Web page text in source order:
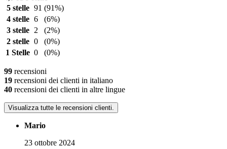
5 stelle 91 (91%)
4 stelle 6
(6%)
3 stelle
2
(2%)
2 stelle 0
(0%)
1 Stelle 0 (0%)
99 recensioni
19 recensioni dei clienti in italiano
40 recensioni dei clienti in altre lingue
Visualizza tutte le recensioni clienti.
Mario
23 ottobre 2024